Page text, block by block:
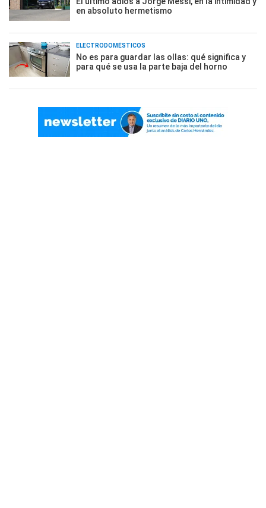
en absoluto hermetismo
ELECTRODOMÉSTICOS
No es para guardar las ollas: qué significa y
para qué se usa la parte baja del horno